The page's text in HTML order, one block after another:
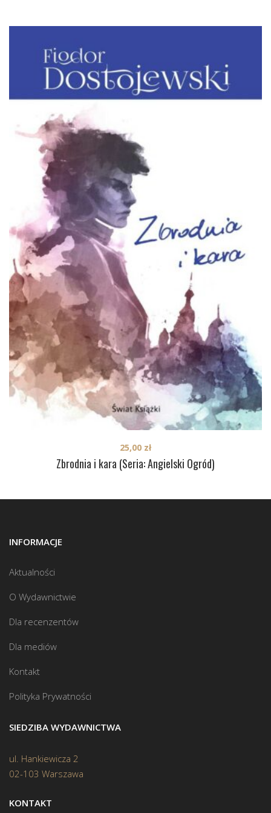
Zbrodnia i kara (Seria: Angielski Ogród)
25,00 zł
INFORMACJE
Aktualności
O Wydawnictwie
Dla recenzentów
Dla mediów
Kontakt
Polityka Prywatności
SIEDZIBA WYDAWNICTWA
ul. Hankiewicza 2
02-103 Warszawa
KONTAKT